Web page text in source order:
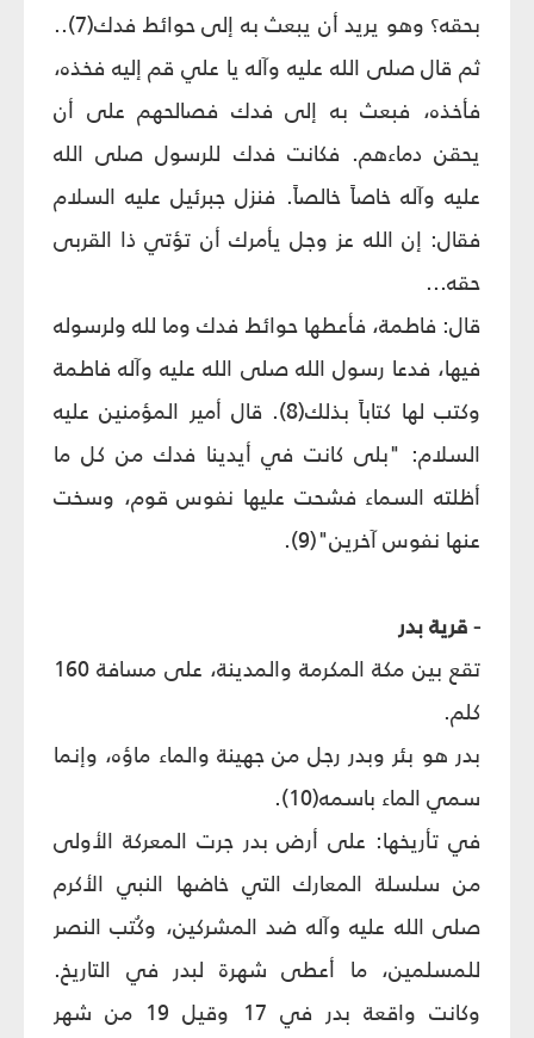
بحقه؟ وهو يريد أن يبعث به إلى حوائط فدك(7)..
ثم قال صلى الله عليه وآله يا علي قم إليه فخذه،
فأخذه، فبعث به إلى فدك فصالحهم على أن
يحقن دماءهم. فكانت فدك للرسول صلى الله
عليه وآله خاصاً خالصاً. فنزل جبرئيل عليه السلام
فقال: إن الله عز وجل يأمرك أن تؤتي ذا القربى
حقه...
قال: فاطمة، فأعطها حوائط فدك وما لله ولرسوله
فيها، فدعا رسول الله صلى الله عليه وآله فاطمة
وكتب لها كتاباً بذلك(8). قال أمير المؤمنين عليه
السلام: "بلى كانت في أيدينا فدك من كل ما
أظلته السماء فشحت عليها نفوس قوم، وسخت
عنها نفوس آخرين"(9).
- قرية بدر
تقع بين مكة المكرمة والمدينة، على مسافة 160
كلم.
بدر هو بئر وبدر رجل من جهينة والماء ماؤه، وإنما
سمي الماء باسمه(10).
في تأريخها: على أرض بدر جرت المعركة الأولى
من سلسلة المعارك التي خاضها النبي الأكرم
صلى الله عليه وآله ضد المشركين، وكُتب النصر
للمسلمين، ما أعطى شهرة لبدر في التاريخ.
وكانت واقعة بدر في 17 وقيل 19 من شهر